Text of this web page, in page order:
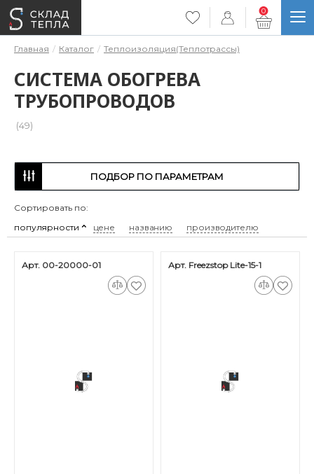
0
Главная Каталог Теплоизоляция(Теплотрассы)
СИСТЕМА ОБОГРЕВА
ТРУБОПРОВОДОВ
(49)
ПОДБОР ПО ПАРАМЕТРАМ
Сортировать по:
популярности
цене названию производителю
Арт. 00-20000-01 Арт. Freezstop Lite-15-1